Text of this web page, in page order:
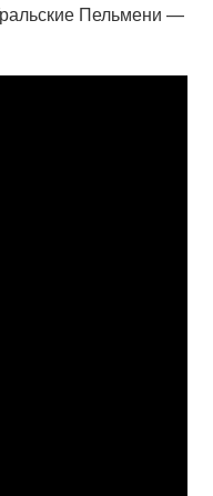
Пельмени —